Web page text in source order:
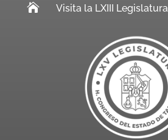
 Visita la LXIII Legislatura